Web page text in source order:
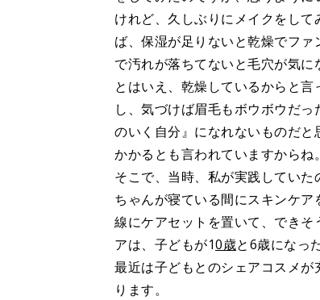
けれど、久しぶりにメイクをし
ば、保湿が足りないと乾燥でフ
で汚れが落ちてないと毛穴が気に
とはいえ、乾燥しているからと
し、気づけば眉毛もボウボウだ
のいく自分』になれないものだ
かかるとも言われていますからね。
そこで、当時、私が実践してい
ちゃんが寝ている間にスキンケ
線にケアセットを置いて、でき
アは、子どもが10歳と6歳になっ
最近は子どもとのシェアコスメ
ります。